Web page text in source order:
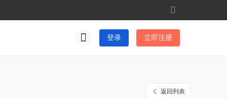
切
换
到
窄
登录 立即注册
返回列表